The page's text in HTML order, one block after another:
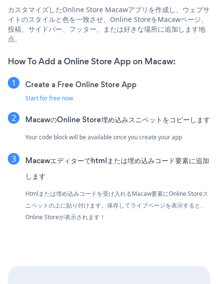
カスタマイズしたOnline Store Macawアプリを作成し、ウェブサ
イトのスタイルと色を一致させ、Online StoreをMacawページ、
投稿、サイドバー、フッター、または好きな場所に追加します地
点。
How To Add a Online Store App on Macaw:
Create a Free Online Store App
Start for free now
MacawのOnline Store埋め込みスニペットをコピーします
Your code block will be available once you create your app
Macawエディターでhtmlまたは埋め込みコード要素に追加
します
Htmlまたは埋め込みコードを受け入れるMacaw要素にOnline Storeス
ニペットの上に貼り付けます。保存してライブページを表示すると、
Online Storeが表示されます！